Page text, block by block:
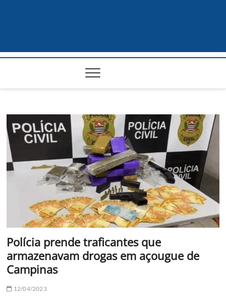
Polícia prende traficantes que
armazenavam drogas em açougue de
Campinas
12/04/2023